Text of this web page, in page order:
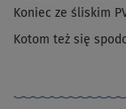
Koniec ze śliskim
Kotom też się